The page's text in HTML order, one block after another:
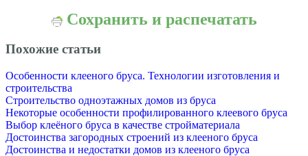
Сохранить и распечатать
Похожие статьи
Особенности клееного бруса. Технологии изготовления и
строительства
Строительство одноэтажных домов из бруса
Некоторые особенности профилированного клеевого бруса
Выбор клеёного бруса в качестве стройматериала
Достоинства загородных строений из клееного бруса
Достоинства и недостатки домов из клееного бруса